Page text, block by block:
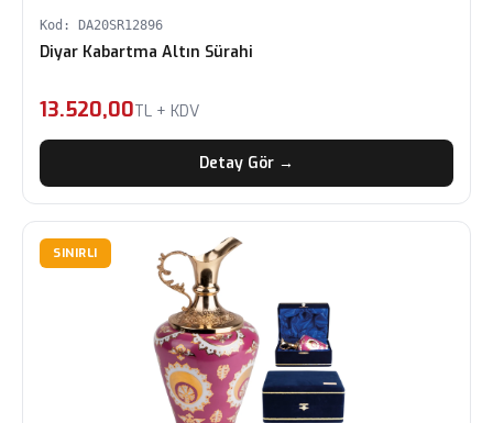
Kod: DA20SR12896
Diyar Kabartma Altın Sürahi
13.520,00TL + KDV
Detay Gör →
SINIRLI